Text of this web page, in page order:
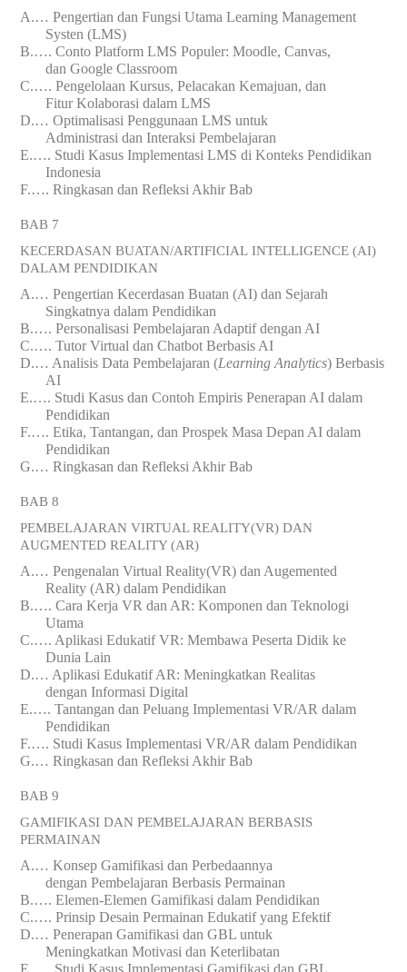
A.… Pengertian dan Fungsi Utama Learning Management
Systen (LMS)
B.…. Conto Platform LMS Populer: Moodle, Canvas,
danGoogle Classroom
C.…. Pengelolaan Kursus, Pelacakan Kemajuan, dan
FiturKolaborasidalam LMS
D.… Optimalisasi Penggunaan LMS untuk
AdministrasidanInteraksi Pembelajaran
E.…. Studi Kasus Implementasi LMS di Konteks Pendidikan
Indonesia
F.…. Ringkasan dan Refleksi Akhir Bab
BAB 7
KECERDASAN BUATAN/ARTIFICIAL INTELLIGENCE (AI)
DALAM PENDIDIKAN
A.… Pengertian Kecerdasan Buatan (AI) dan Sejarah
Singkatnya dalam Pendidikan
B.…. Personalisasi Pembelajaran Adaptif dengan AI
C.…. Tutor Virtual dan Chatbot Berbasis AI
D.… Analisis Data Pembelajaran (Learning Analytics) Berbasis
AI
E.…. Studi Kasus dan Contoh Empiris Penerapan AI dalam
Pendidikan
F.…. Etika, Tantangan, dan Prospek Masa Depan AI dalam
Pendidikan
G.… Ringkasan dan Refleksi Akhir Bab
BAB 8
PEMBELAJARAN VIRTUAL REALITY(VR) DAN
AUGMENTED REALITY (AR)
A.… Pengenalan Virtual Reality(VR) dan Augemented
Reality(AR)dalam Pendidikan
B.…. Cara Kerja VR dan AR: Komponen dan Teknologi
Utama
C.…. Aplikasi Edukatif VR: Membawa Peserta Didik ke
DuniaLain
D.… Aplikasi Edukatif AR: Meningkatkan Realitas
denganInformasiDigital
E.…. Tantangan dan Peluang Implementasi VR/AR dalam
Pendidikan
F.…. Studi Kasus Implementasi VR/AR dalam Pendidikan
G.… Ringkasan dan Refleksi Akhir Bab
BAB 9
GAMIFIKASI DAN PEMBELAJARAN BERBASIS
PERMAINAN
A.… Konsep Gamifikasi dan Perbedaannya
denganPembelajaranBerbasis Permainan
B.…. Elemen-Elemen Gamifikasi dalam Pendidikan
C.…. Prinsip Desain Permainan Edukatif yang Efektif
D.… Penerapan Gamifikasi dan GBL untuk
MeningkatkanMotivasidan Keterlibatan